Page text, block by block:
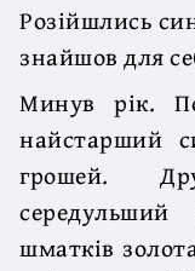
Розійшлись
знайшов для
Минув рік.
найстарший
грошей.
шматків